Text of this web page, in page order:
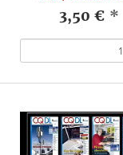
3,50 € *